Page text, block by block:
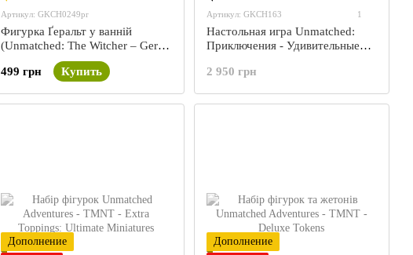
Артикул: GKCH0249pr
Фигурка Ґеральт у ванній
(Unmatched: The Witcher – Geralt
499 грн
Купить
Артикул: GKCH163 1
Настольная игра Unmatched:
Приключения - Удивительные
Adventures: Tales to Amaze)
2 950 грн
Дополнение
Дополнение